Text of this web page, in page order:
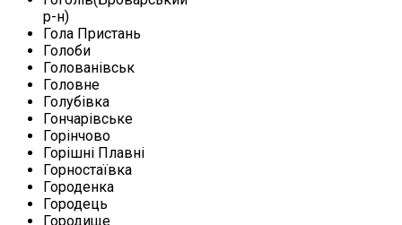
р-н)
Гола Пристань
Голоби
Голованівськ
Головне
Голубівка
Гончарівське
Горінчово
Горішні Плавні
Горностаївка
Городенка
Городець
Городище